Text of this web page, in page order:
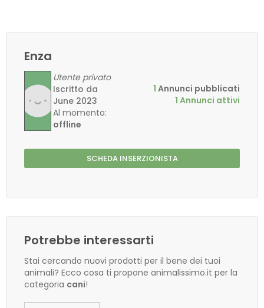
Enza
Utente privato
Iscritto da
June 2023
Al momento:
offline
1 Annunci pubblicati
1 Annunci attivi
SCHEDA INSERZIONISTA
Potrebbe interessarti
Stai cercando nuovi prodotti per il bene dei tuoi
animali? Ecco cosa ti propone animalissimo.it per la
categoria cani!